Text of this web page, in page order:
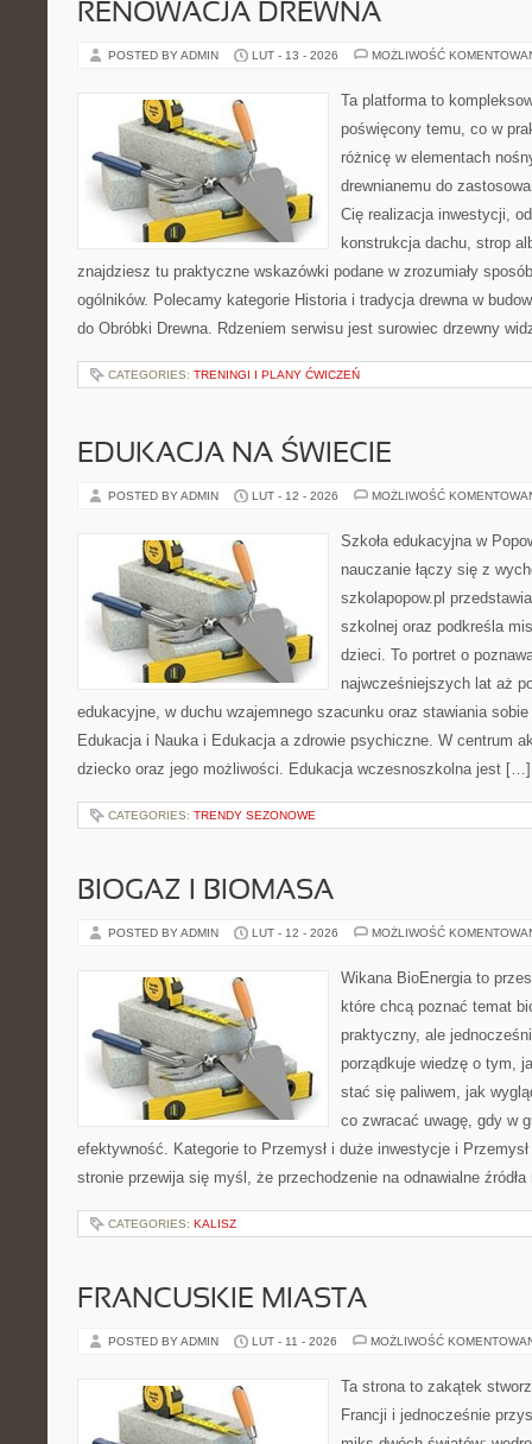
RENOWACJA DREWNA
POSTED BY ADMIN LUT - 13 - 2026 MOŻLIWOŚĆ
Ta platforma to
poświęcony temu, co w
różnicę w elementach
drewnianemu do
Cię realizacja inwestycji,
konstrukcja dachu, strop
znajdziesz tu praktyczne wskazówki podane w zrozumiały
ogólników. Polecamy kategorie Historia i tradycja drewna w
do Obróbki Drewna. Rdzeniem serwisu jest surowiec drzewny
CATEGORIES: TRENINGI I PLANY ĆWICZEŃ
EDUKACJA NA ŚWIECIE
POSTED BY ADMIN LUT - 12 - 2026 MOŻLIWOŚĆ
Szkoła edukacyjna w
nauczanie łączy się z
szkolapopow.pl
szkolnej oraz podkreśla
dzieci. To portret o
najwcześniejszych lat aż
edukacyjne, w duchu wzajemnego szacunku oraz stawiania
Edukacja i Nauka i Edukacja a zdrowie psychiczne. W centrum
dziecko oraz jego możliwości. Edukacja wczesnoszkolna jest […]
CATEGORIES: TRENDY SEZONOWE
BIOGAZ I BIOMASA
POSTED BY ADMIN LUT - 12 - 2026 MOŻLIWOŚĆ
Wikana BioEnergia to
które chcą poznać temat
praktyczny, ale
porządkuje wiedzę o tym,
stać się paliwem, jak
co zwracać uwagę, gdy w
efektywność. Kategorie to Przemysł i duże inwestycje i
stronie przewija się myśl, że przechodzenie na odnawialne
CATEGORIES: KALISZ
FRANCUSKIE MIASTA
POSTED BY ADMIN LUT - 11 - 2026 MOŻLIWOŚĆ
Ta strona to zakątek
Francji i jednocześnie